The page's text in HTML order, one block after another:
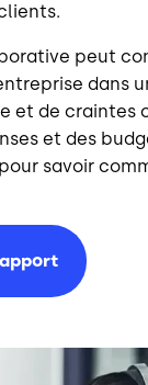
peut
dans
et de craintes
et des
savoir